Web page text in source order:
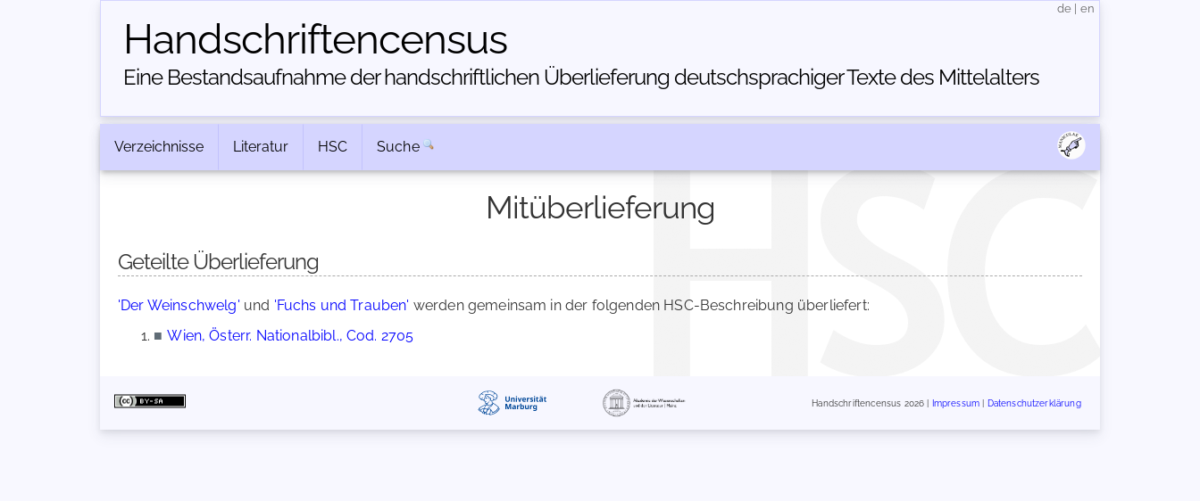
Handschriften­census
Eine Bestandsaufnahme der handschriftlichen Über­lieferung deutschsprachiger Texte des Mittelalters
de en
Verzeichnisse Literatur HSC Suche
Mitüberlieferung
Geteilte Überlieferung
'Der Weinschwelg' und 'Fuchs und Trauben' werden gemeinsam in der folgenden HSC-Beschreibung überliefert:
■ Wien, Österr. Nationalbibl., Cod. 2705
Handschriftencensus 2026 | Impressum Datenschutzerklärung